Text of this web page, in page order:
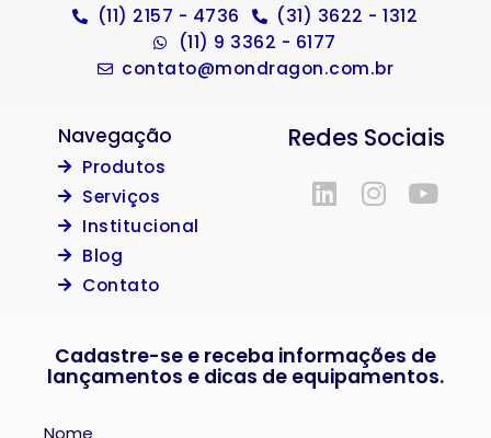
(11) 2157 - 4736
(31) 3622 - 1312
(11) 9 3362 - 6177
contato@mondragon.com.br
Navegação
Produtos
Serviços
Institucional
Blog
Contato
Redes Sociais
Cadastre-se e receba informações de
lançamentos e dicas de equipamentos.